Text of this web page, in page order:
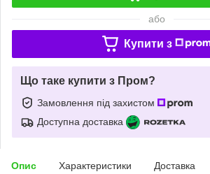
або
Купити з
Що таке купити з Пром?
Замовлення під захистом
Доступна доставка
Опис Характеристики Доставка